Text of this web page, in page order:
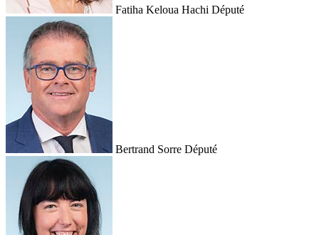
Fatiha Keloua Hachi Député
Bertrand Sorre Député